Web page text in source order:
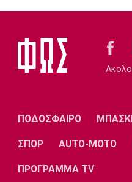
ΠΟΔΟΣΦΑΙΡΟ
ΣΠΟΡ AUTO-MOTO
ΠΡΟΓΡΑΜΜΑ TV